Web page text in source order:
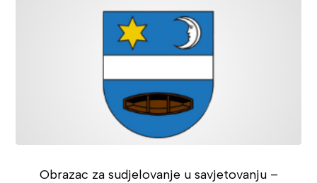
Obrazac za sudjelovanje u savjetovanju –